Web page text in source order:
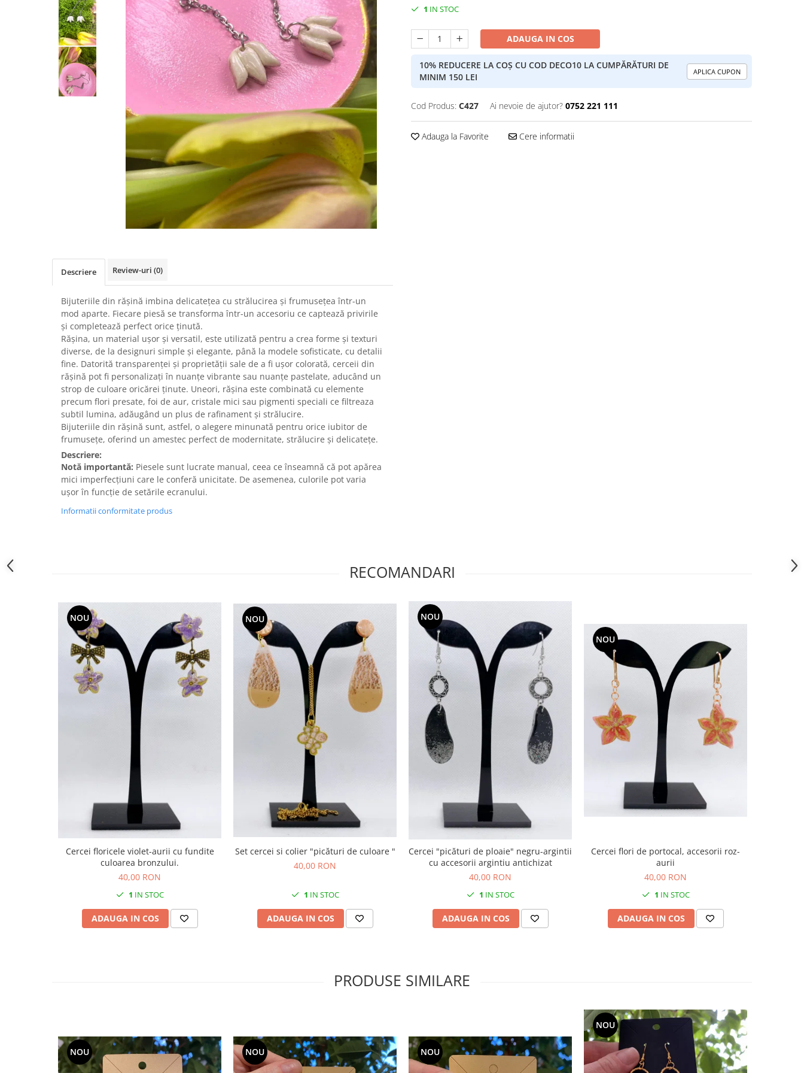
1 IN STOC
ADAUGA IN COS
10% REDUCERE LA COȘ CU COD DECO10 LA CUMPĂRĂTURI DE
MINIM 150 LEI
APLICA CUPON
Cod Produs: C427 Ai nevoie de ajutor? 0752 221 111
Adauga la Favorite Cere informatii
Descriere Review-uri (0)
Bijuteriile din rășină imbina delicatețea cu strălucirea și frumusețea într-un
mod aparte. Fiecare piesă se transforma într-un accesoriu ce captează privirile
și completează perfect orice ținută.
Rășina, un material ușor și versatil, este utilizată pentru a crea forme și texturi
diverse, de la designuri simple și elegante, până la modele sofisticate, cu detalii
fine. Datorită transparenței și proprietății sale de a fi ușor colorată, cerceii din
rășină pot fi personalizați în nuanțe vibrante sau nuanțe pastelate, aducând un
strop de culoare oricărei ținute. Uneori, rășina este combinată cu elemente
precum flori presate, foi de aur, cristale mici sau pigmenti speciali ce filtreaza
subtil lumina, adăugând un plus de rafinament și strălucire.
Bijuteriile din rășină sunt, astfel, o alegere minunată pentru orice iubitor de
frumusețe, oferind un amestec perfect de modernitate, strălucire și delicatețe.
Descriere:
Notă importantă: Piesele sunt lucrate manual, ceea ce înseamnă că pot apărea
mici imperfecțiuni care le conferă unicitate. De asemenea, culorile pot varia
ușor în funcție de setările ecranului.
Informatii conformitate produs
RECOMANDARI
NOU
Cercei floricele violet-aurii cu fundite
culoarea bronzului.
40,00 RON
1 IN STOC
ADAUGA IN COS
NOU
Set cercei si colier "picături de culoare "
40,00 RON
1 IN STOC
ADAUGA IN COS
NOU
Cercei "picături de ploaie" negru-argintii
cu accesorii argintiu antichizat
40,00 RON
1 IN STOC
ADAUGA IN COS
NOU
Cercei flori de portocal, accesorii roz-
aurii
40,00 RON
1 IN STOC
ADAUGA IN COS
PRODUSE SIMILARE
NOU NOU NOU
NOU